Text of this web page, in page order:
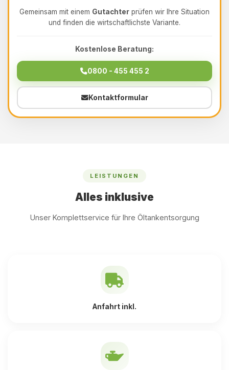
Gemeinsam mit einem Gutachter prüfen wir Ihre Situation
und finden die wirtschaftlichste Variante.
Kostenlose Beratung:
0800 - 455 455 2
Kontaktformular
LEISTUNGEN
Alles inklusive
Unser Komplettservice für Ihre Öltankentsorgung
Anfahrt inkl.